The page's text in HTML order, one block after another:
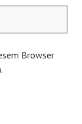
Browser